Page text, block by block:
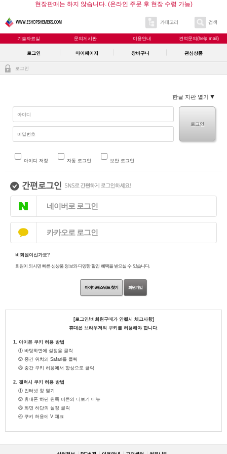
현장판매는 하지 않습니다. (온라인 주문 후 현장 수령 가능)
카테고리 검색
기술자료실 문의게시판 이용안내 견적문의(help mail)
로그인 마이페이지 장바구니 관심상품
로그인
한글 자판 열기
로그인
아이디 저장 자동 로그인 보안 로그인
네이버로 로그인
카카오로 로그인
비회원이신가요?
회원이 되시면 빠른 신상품 정보와 다양한 할인 혜택을 받으실 수 있습니다.
아이디/패스워드 찾기 회원가입
[로그인/비회원구매가 안될시 체크사항]
휴대폰 브라우저의 쿠키를 허용해야 합니다.
1. 아이폰 쿠키 허용 방법
① 바탕화면에 설정을 클릭
② 중간 위치의 Safari를 클릭
③ 중간 쿠키 허용에서 항상으로 클릭
2. 갤럭시 쿠키 허용 방법
① 인터넷 창 열기
② 휴대폰 하단 왼쪽 버튼의 더보기 메뉴
③ 화면 하단의 설정 클릭
④ 쿠키 허용에 V 체크